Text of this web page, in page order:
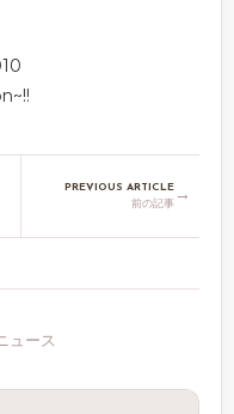
PREVIOUS ARTICLE
前の記事 →
ュース